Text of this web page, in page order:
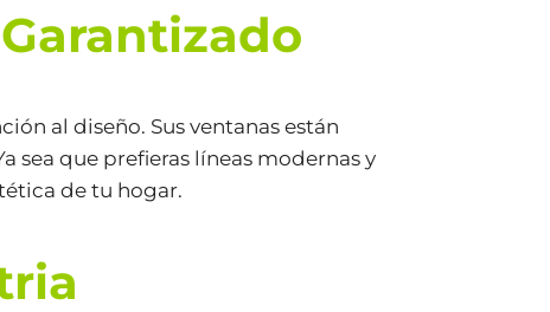
al diseño. Sus ventanas están
sea que prefieras líneas modernas y
de tu hogar.